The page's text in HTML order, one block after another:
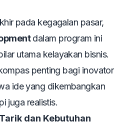
pada kegagalan pasar,
dalam program ini
utama kelayakan bisnis.
penting bagi inovator
ide yang dikembangkan
juga realistis.
dan Kebutuhan